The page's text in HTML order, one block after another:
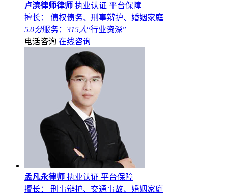
卢滨律师律师 执业认证 平台保障
擅长： 债权债务、刑事辩护、婚姻家庭
5.0分服务： 315人“行业资深”
电话咨询 在线咨询
孟凡永律师 执业认证 平台保障
擅长： 刑事辩护、交通事故、婚姻家庭